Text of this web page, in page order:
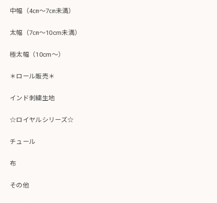
中幅（4㎝～7㎝未満）
太幅（7㎝～10cm未満）
極太幅（10cm～）
＊ロール販売＊
インド刺繍生地
☆ロイヤルシリーズ☆
チュール
布
その他